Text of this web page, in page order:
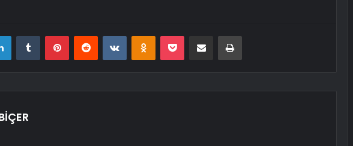
LinkedInTumblr PinterestReddit VKontakteOdnoklassniki
Pocket E-Posta ile paylaş Yazdır